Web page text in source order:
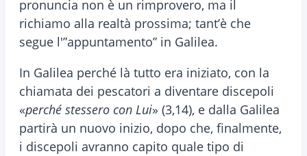
pronuncia non è un rimprovero, ma il
richiamo alla realtà prossima; tant’è che
segue l'”appuntamento” in Galilea.
In Galilea perché là tutto era iniziato, con la
chiamata dei pescatori a diventare discepoli
«perché stessero con Lui» (3,14), e dalla Galilea
partirà un nuovo inizio, dopo che, finalmente,
i discepoli avranno capito quale tipo di